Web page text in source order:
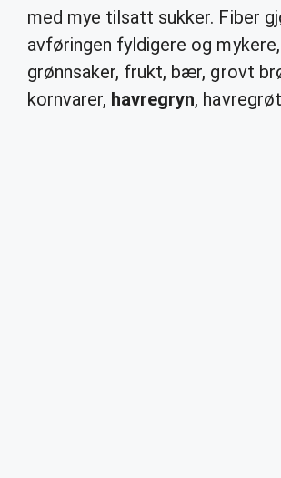
med mye tilsatt sukker. Fiber
avføringen fyldigere og
grønnsaker, frukt, bær, grovt
kornvarer, havregryn,